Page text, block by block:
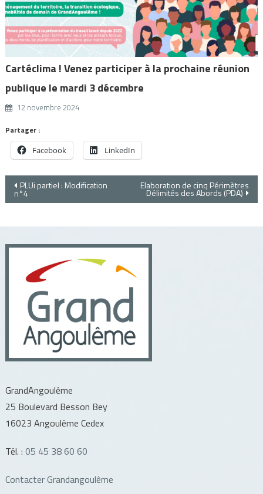
Cartéclima ! Venez participer à la prochaine réunion
publique le mardi 3 décembre
12 novembre 2024
Partager :
Facebook LinkedIn
Navigation
de
l’article
PLUi partiel : Modification
n°4
Elaboration de cinq Périmètres
Délimités des Abords (PDA)
GrandAngoulême
25 Boulevard Besson Bey
16023 Angoulême Cedex
Tél. : 05 45 38 60 60
Contacter Grandangoulême